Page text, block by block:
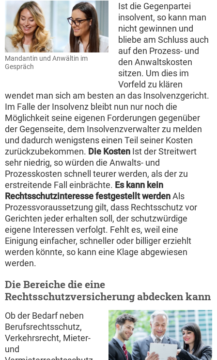
Mandantin und Anwältin im
Gespräch
Ist die Gegenpartei
insolvent, so kann man
nicht gewinnen und
bliebe am Schluss auch
auf den Prozess- und
den Anwaltskosten
sitzen. Um dies im
Vorfeld zu klären
wendet man sich am besten an das Insolvenzgericht.
Im Falle der Insolvenz bleibt nun nur noch die
Möglichkeit seine eigenen Forderungen gegenüber
der Gegenseite, dem Insolvenzverwalter zu melden
und dadurch wenigstens einen Teil seiner Kosten
zurückzubekommen. Die Kosten Ist der Streitwert
sehr niedrig, so würden die Anwalts- und
Prozesskosten schnell teurer werden, als der zu
erstreitende Fall einbrächte. Es kann kein
Rechtsschutzinteresse festgestellt werdenAls
Prozessvoraussetzung gilt, dass Rechtsschutz vor
Gerichten jeder erhalten soll, der schutzwürdige
eigene Interessen verfolgt. Fehlt es, weil eine
Einigung einfacher, schneller oder billiger erziehlt
werden könnte, so kann eine Klage abgewiesen
werden.
Die Bereiche die eine
Rechtsschutzversicherung abdecken kann
Ob der Bedarf neben
Berufsrechtsschutz,
Verkehrsrecht, Mieter-
und